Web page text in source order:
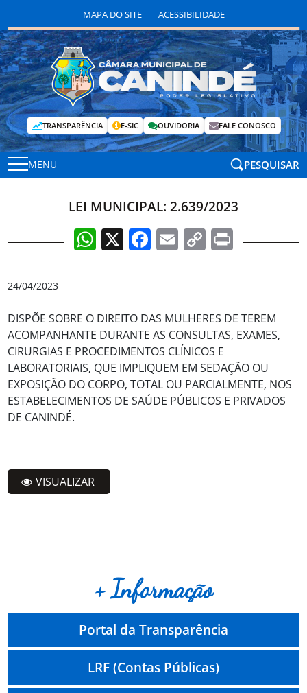
MAPA DO SITE ACESSIBILIDADE
TRANSPARÊNCIA E-SIC OUVIDORIA FALE CONOSCO
MENU PESQUISAR
LEI MUNICIPAL: 2.639/2023
WhatsApp
X Facebook
EmailCopyPrint
24/04/2023
DISPÕE SOBRE O DIREITO DAS MULHERES DE TEREM
ACOMPANHANTE DURANTE AS CONSULTAS, EXAMES,
CIRURGIAS E PROCEDIMENTOS CLÍNICOS E
LABORATORIAIS, QUE IMPLIQUEM EM SEDAÇÃO OU
EXPOSIÇÃO DO CORPO, TOTAL OU PARCIALMENTE, NOS
ESTABELECIMENTOS DE SAÚDE PÚBLICOS E PRIVADOS
DE CANINDÉ.
VISUALIZAR
+ Informação
Portal da Transparência
LRF (Contas Públicas)